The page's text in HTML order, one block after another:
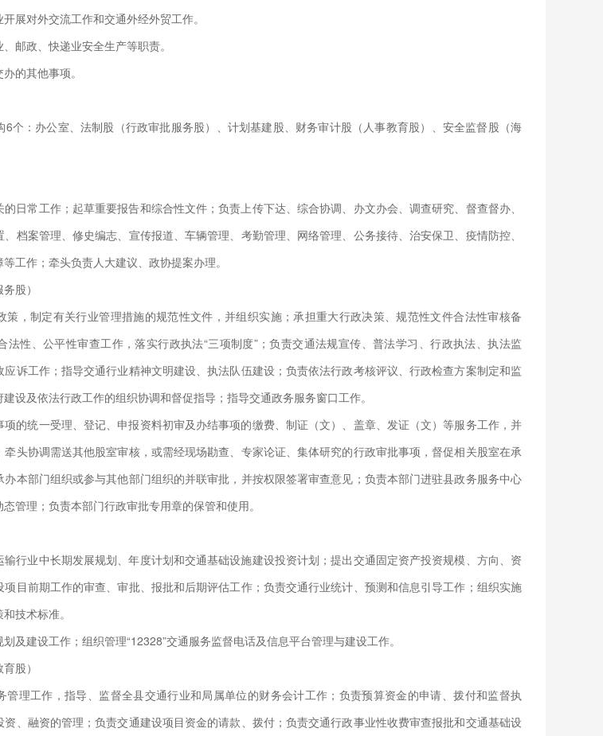
展对外交流工作和交通外经外贸工作。
邮政、快递业安全生产等职责。
的其他事项。
6个：办公室、法制股（行政审批服务股）、计划基建股、财务审计股（人事教育股）、安全监督股（海
日常工作；起草重要报告和综合性文件；负责上传下达、综合协调、办文办会、调查研究、督查督办、
档案管理、修史编志、宣传报道、车辆管理、考勤管理、网络管理、公务接待、治安保卫、疫情防控、
工作；牵头负责人大建议、政协提案办理。
股）
策，制定有关行业管理措施的规范性文件，并组织实施；承担重大行政决策、规范性文件合法性审核备
法性、公平性审查工作，落实行政执法“三项制度”；负责交通法规宣传、普法学习、行政执法、执法监
诉工作；指导交通行业精神文明建设、执法队伍建设；负责依法行政考核评议、行政检查方案制定和监
设及依法行政工作的组织协调和督促指导；指导交通政务服务窗口工作。
的统一受理、登记、申报资料初审及办结事项的缴费、制证（文）、盖章、发证（文）等服务工作，并
头协调需送其他股室审核，或需经现场勘查、专家论证、集体研究的行政审批事项，督促相关股室在承
本部门组织或参与其他部门组织的并联审批，并按权限签署审查意见；负责本部门进驻县政务服务中心
管理；负责本部门行政审批专用章的保管和使用。
行业中长期发展规划、年度计划和交通基础设施建设投资计划；提出交通固定资产投资规模、方向、资
目前期工作的审查、审批、报批和后期评估工作；负责交通行业统计、预测和信息引导工作；组织实施
技术标准。
及建设工作；组织管理“12328”交通服务监督电话及信息平台管理与建设工作。
股）
管理工作，指导、监督全县交通行业和局属单位的财务会计工作；负责预算资金的申请、拨付和监督执
、融资的管理；负责交通建设项目资金的请款、拨付；负责交通行政事业性收费审查报批和交通基础设